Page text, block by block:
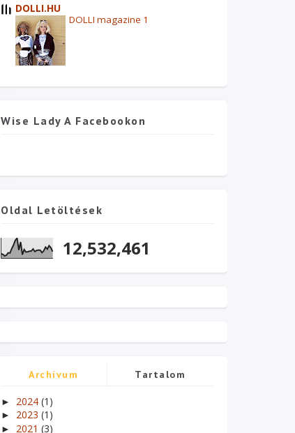
DOLLI.HU
DOLLI magazine 1
Wise Lady A Facebookon
Oldal Letöltések
12,532,461
Archívum Tartalom
► 2024 (1)
► 2023 (1)
► 2021 (3)